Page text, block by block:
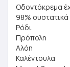
Οδοντόκρεμα
98%
Ρόδι
Πρόπολη
Αλόη
Καλέντουλα